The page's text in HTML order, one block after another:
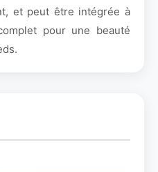
et peut être intégrée à
pour une beauté